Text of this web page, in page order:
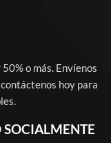
o más. Envíenos
hoy para